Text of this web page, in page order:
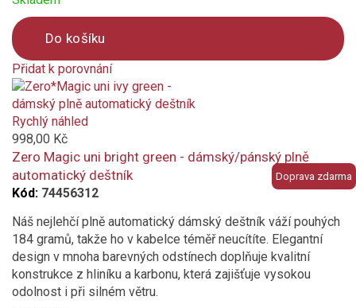
Do košíku
Přidat k porovnání
Product
is
added
to
compare
Doprava zdarma
Rychlý náhled
998,00 Kč
Zero Magic uni bright green - dámský/pánský plně
automatický deštník
Kód: 74456312
Náš nejlehčí plně automatický dámský deštník váží pouhých
184 gramů, takže ho v kabelce téměř neucítíte. Elegantní
design v mnoha barevných odstínech doplňuje kvalitní
konstrukce z hliníku a karbonu, která zajišťuje vysokou
odolnost i při silném větru.